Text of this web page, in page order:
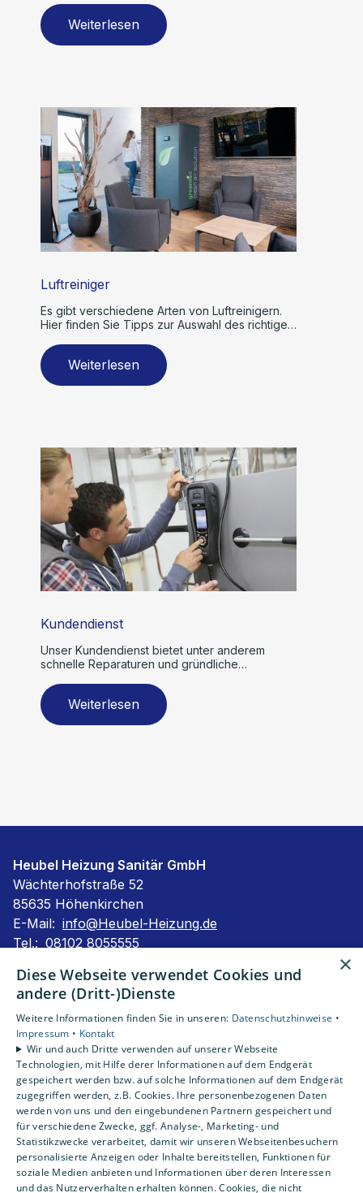
Weiterlesen
Luftreiniger
Es gibt verschiedene Arten von Luftreinigern.
Hier finden Sie Tipps zur Auswahl des richtigen
Weiterlesen
Kundendienst
Unser Kundendienst bietet unter anderem
schnelle Reparaturen und gründliche
Weiterlesen
Heubel Heizung Sanitär GmbH
Wächterhofstraße 52
85635 Höhenkirchen
E-Mail: info@Heubel-Heizung.de
Tel.: 08102 8055555
Impressum
Barrierefreiheitserklärung
AGB
Unsere Bereiche
Privatkunden
Karriere
Unternehmen
Kontakt
×
Diese Webseite verwendet Cookies und
andere (Dritt-)Dienste
Weitere Informationen finden Sie in unseren: Datenschutzhinweise •
Impressum • Kontakt
Wir und auch Dritte verwenden auf unserer Webseite
Technologien, mit Hilfe derer Informationen auf dem Endgerät
gespeichert werden bzw. auf solche Informationen auf dem Endgerät
zugegriffen werden, z.B. Cookies. Ihre personenbezogenen Daten
werden von uns und den eingebundenen Partnern gespeichert und
für verschiedene Zwecke, ggf. Analyse-, Marketing- und
Statistikzwecke verarbeitet, damit wir unseren Webseitenbesuchern
personalisierte Anzeigen oder Inhalte bereitstellen, Funktionen für
soziale Medien anbieten und Informationen über deren Interessen
und das Nutzerverhalten erhalten können. Cookies, die nicht